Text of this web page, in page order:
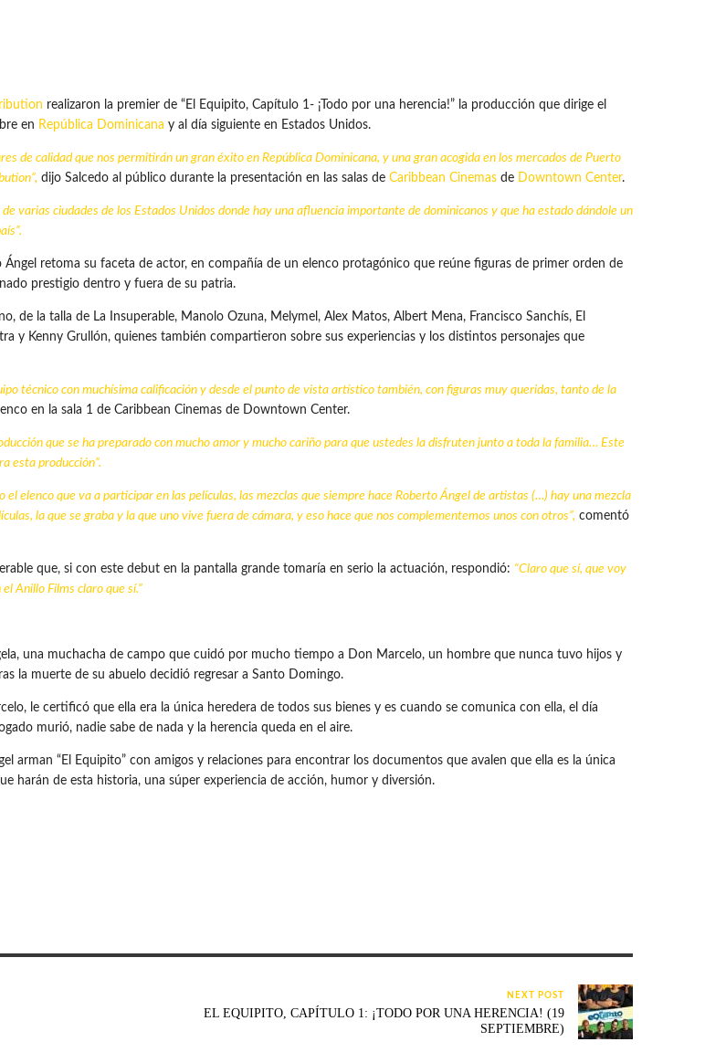
realizaron la premier de “El Equipito, Capítulo 1- ¡Todo por una herencia!” la producción que dirige el
en República Dominicana y al día siguiente en Estados Unidos.
de calidad que nos permitirán un gran éxito en República Dominicana, y una gran acogida en los mercados de Puerto
dijo Salcedo al público durante la presentación en las salas de Caribbean Cinemas de Downtown Center.
de varias ciudades de los Estados Unidos donde hay una afluencia importante de dominicanos y que ha estado dándole un
Ángel retoma su faceta de actor, en compañía de un elenco protagónico que reúne figuras de primer orden de
prestigio dentro y fuera de su patria.
de la talla de La Insuperable, Manolo Ozuna, Melymel, Alex Matos, Albert Mena, Francisco Sanchís, El
y Kenny Grullón, quienes también compartieron sobre sus experiencias y los distintos personajes que
técnico con muchísima calificación y desde el punto de vista artístico también, con figuras muy queridas, tanto de la
en la sala 1 de Caribbean Cinemas de Downtown Center.
que se ha preparado con mucho amor y mucho cariño para que ustedes la disfruten junto a toda la familia… Este
esta producción”.
elenco que va a participar en las películas, las mezclas que siempre hace Roberto Ángel de artistas (…) hay una mezcla
la que se graba y la que uno vive fuera de cámara, y eso hace que nos complementemos unos con otros”, comentó
que, si con este debut en la pantalla grande tomaría en serio la actuación, respondió: “Claro que sí, que voy
Anillo Films claro que sí.”
una muchacha de campo que cuidó por mucho tiempo a Don Marcelo, un hombre que nunca tuvo hijos y
la muerte de su abuelo decidió regresar a Santo Domingo.
le certificó que ella era la única heredera de todos sus bienes y es cuando se comunica con ella, el día
murió, nadie sabe de nada y la herencia queda en el aire.
arman “El Equipito” con amigos y relaciones para encontrar los documentos que avalen que ella es la única
harán de esta historia, una súper experiencia de acción, humor y diversión.
NEXT POST
EL EQUIPITO, CAPÍTULO 1: ¡TODO POR UNA HERENCIA! (19
SEPTIEMBRE)